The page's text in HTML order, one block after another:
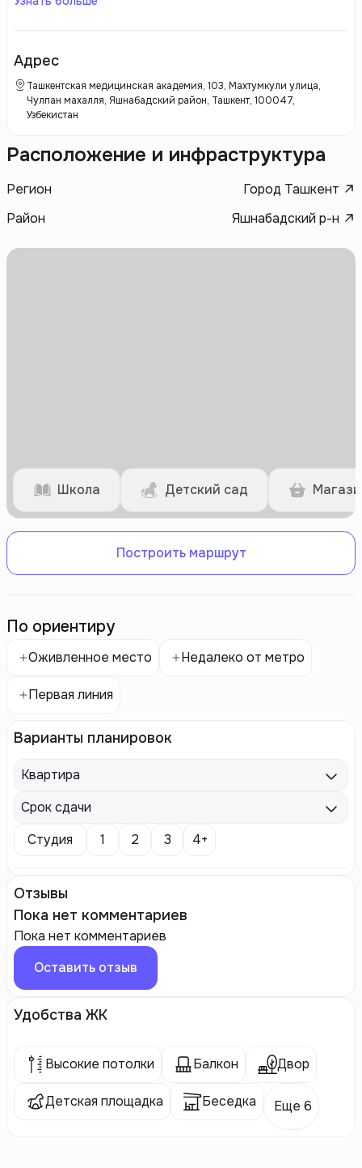
стандартов и норм.
Адрес
Ташкентская медицинская академия, 103, Махтумкули улица,
Чулпан махалля, Яшнабадский район, Ташкент, 100047,
Узбекистан
Расположение и инфраструктура
Регион
Город Ташкент
Район
Яшнабадский р-н
Школа Детский сад
Построить маршрут
По ориентиру
Оживленное место Недалеко от метро
Первая линия
Варианты планировок
Квартира
Срок сдачи
Студия
1 2 3 4+
Отзывы
Пока нет комментариев
Пока нет комментариев
Оставить отзыв
Удобства ЖК
Высокие потолки Балкон Двор
Детская площадка Беседка Еще 6